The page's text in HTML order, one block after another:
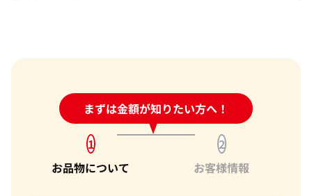
金のブローチ 買取
金の仏像 買取
金杯 買取
金貨･銀貨 買取
大判･小判 買取
オパール 買取
翡翠 買取
パライバトルマリン 買取
カルティエ 買取
ブルガリ 買取
ハリー･ウィンストン 買取
ヴァンクリーフ&
グッチ 買取
フィリップ 買取
カルティエ 買取
エルメス 買取
タグ・ホイヤー 買取
まずは金額が知りたい方へ！
24時間受付中!問い合わせフォーム
1
お品物について
2
お客様情報